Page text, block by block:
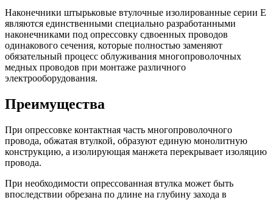
Наконечники штырьковые втулочные изолированные серии Е
являются единственными специально разработанными
наконечниками под опрессовку сдвоенных проводов
одинакового сечения, которые полностью заменяют
обязательный процесс облуживания многопроволочных
медных проводов при монтаже различного
электрооборудования.
Преимущества
При опрессовке контактная часть многопроволочного
провода, обжатая втулкой, образуют единую монолитную
конструкцию, а изолирующая манжета перекрывает изоляцию
провода.
При необходимости опрессованная втулка может быть
впоследствии обрезана по длине на глубину захода в